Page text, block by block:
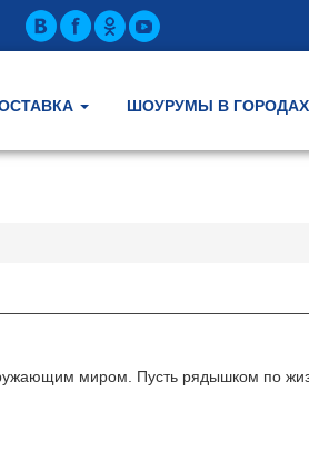
ШОУРУМЫ В ГОРОДАХ
миром. Пусть рядышком по